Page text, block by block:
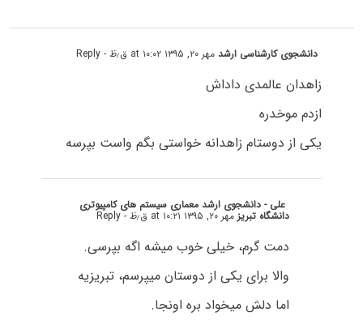
دانشجوی کارشناسی ارشدمهر ۲۰, ۱۳۹۵ at ۱۰:۰۲ ق٫ظ - Reply
زاهدان عالمدی داداش
ازدم موخدره
یکی از دوستام زاهدانه خواستی بگم واست بپرسه
علی - دانشجوی ارشد معماری سیستم های کامپیوتری
دانشگاه تبریزمهر ۲۰, ۱۳۹۵ at ۱۰:۲۱ ق٫ظ - Reply
دمت گرم، خیلی خوب میشه اگه بپرسی.
والا برای یکی از دوستان میپرسم، تبریزیه
اما دلش میخواد بره اونجا.